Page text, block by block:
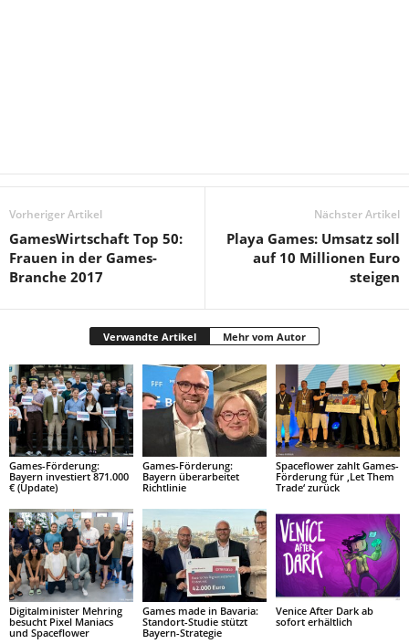
Vorheriger Artikel
GamesWirtschaft Top 50:
Frauen in der Games-
Branche 2017
Nächster Artikel
Playa Games: Umsatz soll
auf 10 Millionen Euro
steigen
Verwandte Artikel Mehr vom Autor
Games-Förderung:
Bayern investiert 871.000
€ (Update)
Games-Förderung:
Bayern überarbeitet
Richtlinie
Spaceflower zahlt Games-
Förderung für ‚Let Them
Trade‘ zurück
Digitalminister Mehring
besucht Pixel Maniacs
und Spaceflower
Games made in Bavaria:
Standort-Studie stützt
Bayern-Strategie
Venice After Dark ab
sofort erhältlich